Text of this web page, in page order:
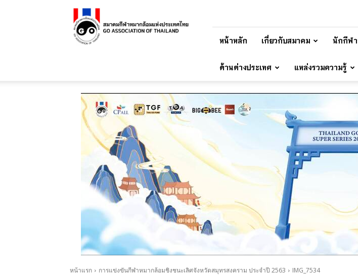
สมาคม
กีฬา
หมาก
ล้อม
หน้าหลัก เกี่ยวกับสมาคม นักกีฬา
ด้านต่างประเทศ แหล่งรวมความรู้
หน้าแรก การแข่งขันกีฬาหมากล้อมชิงชนะเลิศจังหวัดสมุทรสงคราม ประจำปี 2563 IMG_7534